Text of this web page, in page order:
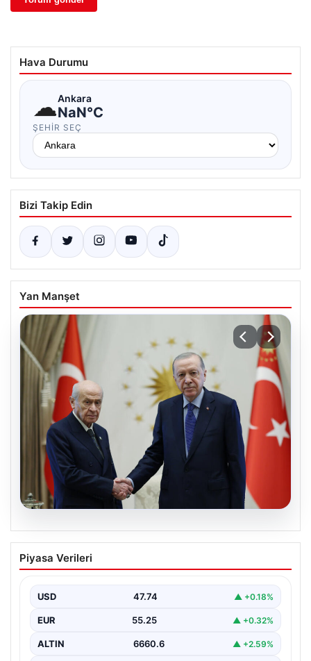
Hava Durumu
☁Ankara
NaN°C
ŞEHIR SEÇ
Bizi Takip Edin
Yan Manşet
06.08.2026
Cumhurbaşkanı Erdoğan, Devlet
Bahçeli ile görüştü
Piyasa Verileri
USD 47.74 ▲ +0.18%
EUR 55.25 ▲ +0.32%
ALTIN 6660.6 ▲ +2.59%